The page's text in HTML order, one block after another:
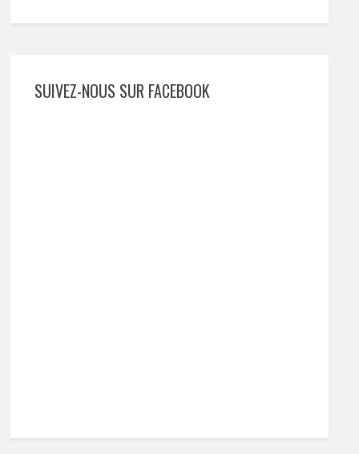
SUIVEZ-NOUS SUR FACEBOOK